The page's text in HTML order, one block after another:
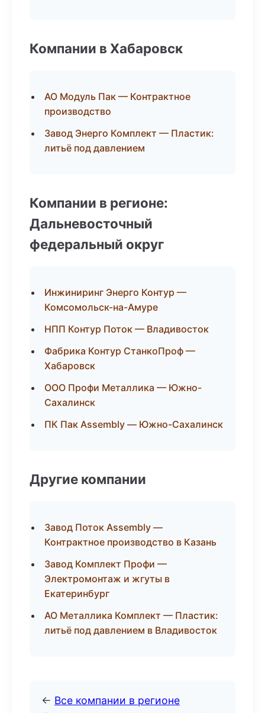
Компании в Хабаровск
АО Модуль Пак — Контрактное
производство
Завод Энерго Комплект — Пластик:
литьё под давлением
Компании в регионе:
Дальневосточный
федеральный округ
Инжиниринг Энерго Контур —
Комсомольск-на-Амуре
НПП Контур Поток — Владивосток
Фабрика Контур СтанкоПроф —
Хабаровск
ООО Профи Металлика — Южно-
Сахалинск
ПК Пак Assembly — Южно-Сахалинск
Другие компании
Завод Поток Assembly —
Контрактное производство в Казань
Завод Комплект Профи —
Электромонтаж и жгуты в
Екатеринбург
АО Металлика Комплект — Пластик:
литьё под давлением в Владивосток
← Все компании в регионе